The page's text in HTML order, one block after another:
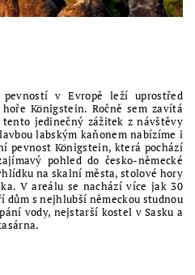
v Evropě leží uprostřed
Königstein. Ročně sem zavítá
jedinečný zážitek z návštěvy
labským kaňonem nabízíme i
pevnost Königstein, která pochází
pohled do česko-německé
na skalní města, stolové hory
V areálu se nachází více jak 30
dům s nejhlubší německou studnou
vody, nejstarší kostel v Sasku a